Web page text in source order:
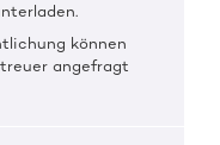
können
angefragt